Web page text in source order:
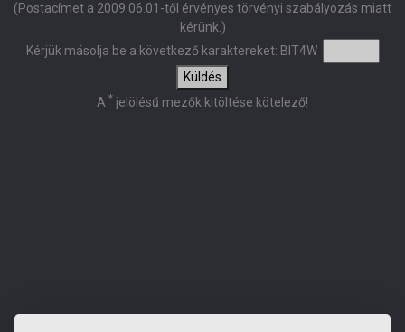
(Postacímet a 2009.06.01-től érvényes törvényi szabályozás miatt
kérünk.)
Kérjük másolja be a következő karaktereket: BIT4W
Küldés
A * jelölésű mezők kitöltése kötelező!